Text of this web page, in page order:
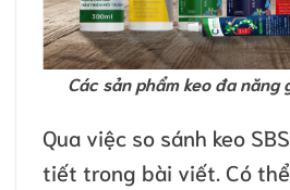
Các sản phẩm keo đa năng
Qua việc so sánh keo
tiết trong bài viết. Có